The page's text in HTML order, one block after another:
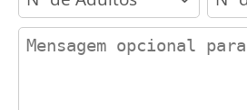
contact_message